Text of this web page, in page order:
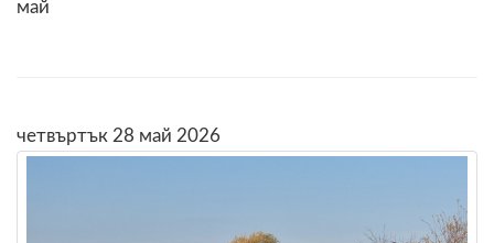
май
четвъртък 28 май 2026